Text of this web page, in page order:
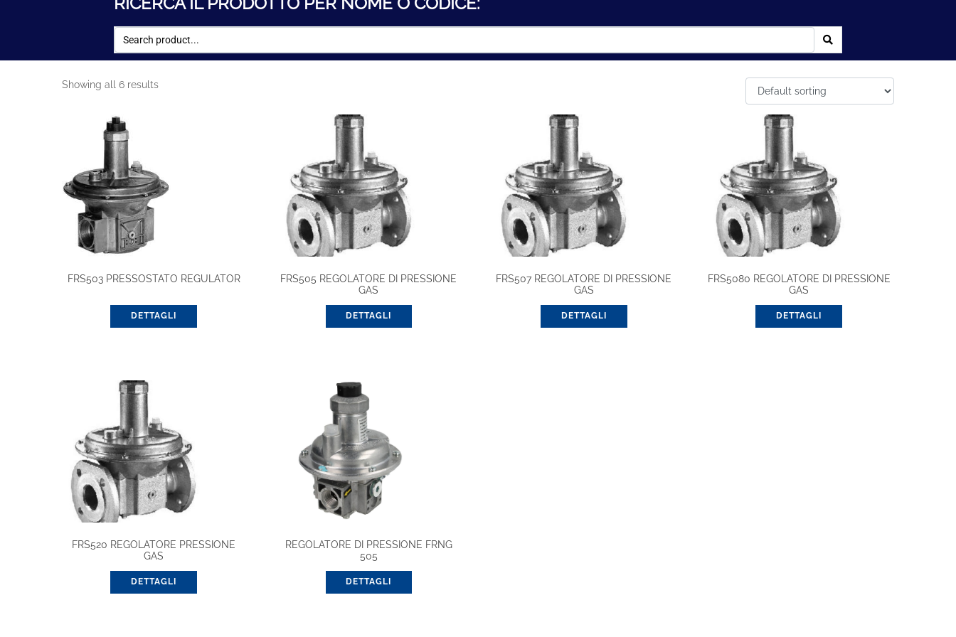
Showing all 6 results
FRS503 PRESSOSTATO REGULATOR
DETTAGLI
FRS505 REGOLATORE DI PRESSIONE
GAS
DETTAGLI
FRS507 REGOLATORE DI PRESSIONE
GAS
DETTAGLI
FRS5080 REGOLATORE DI PRESSIONE
GAS
DETTAGLI
FRS520 REGOLATORE PRESSIONE
GAS
DETTAGLI
REGOLATORE DI PRESSIONE FRNG
505
DETTAGLI